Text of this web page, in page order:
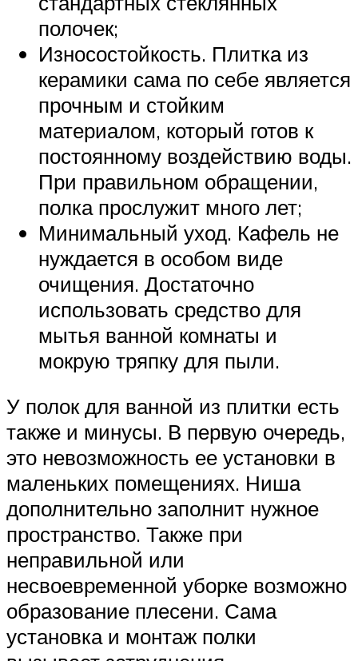
полочек;
Износостойкость. Плитка из
керамики сама по себе является
прочным и стойким
материалом, который готов к
постоянному воздействию воды.
При правильном обращении,
полка прослужит много лет;
Минимальный уход. Кафель не
нуждается в особом виде
очищения. Достаточно
использовать средство для
мытья ванной комнаты и
мокрую тряпку для пыли.
У полок для ванной из плитки есть
также и минусы. В первую очередь,
это невозможность ее установки в
маленьких помещениях. Ниша
дополнительно заполнит нужное
пространство. Также при
неправильной или
несвоевременной уборке возможно
образование плесени. Сама
установка и монтаж полки